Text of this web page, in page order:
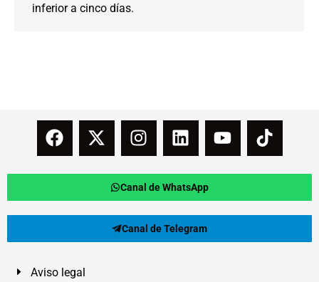
inferior a cinco días.
Canal de WhatsApp
Canal de Telegram
Aviso legal